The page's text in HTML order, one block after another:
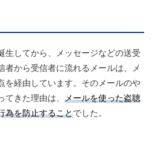
生してから、メッセージなどの送受
者から受信者に流れるメールは、メ
を経由しています。そのメールのや
てきた理由は、 メールを使った盗聴
為を防止することでした。